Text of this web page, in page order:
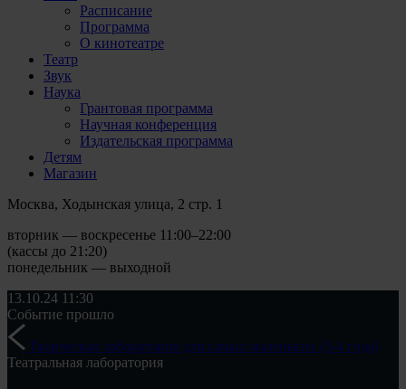
Расписание
Программа
О кинотеатре
Театр
Звук
Наука
Грантовая программа
Научная конференция
Издательская программа
Детям
Магазин
Москва, Ходынская улица, 2 стр. 1
вторник — воскресенье 11:00–22:00
(кассы до 21:20)
понедельник — выходной
13.10.24 11:30
Событие прошло
Творческая лаборатория для самых маленьких (3-4 года)
Театральная лаборатория